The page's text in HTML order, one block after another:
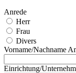
Anrede
Herr
Frau
Divers
Vorname/Nachname
Einrichtung/